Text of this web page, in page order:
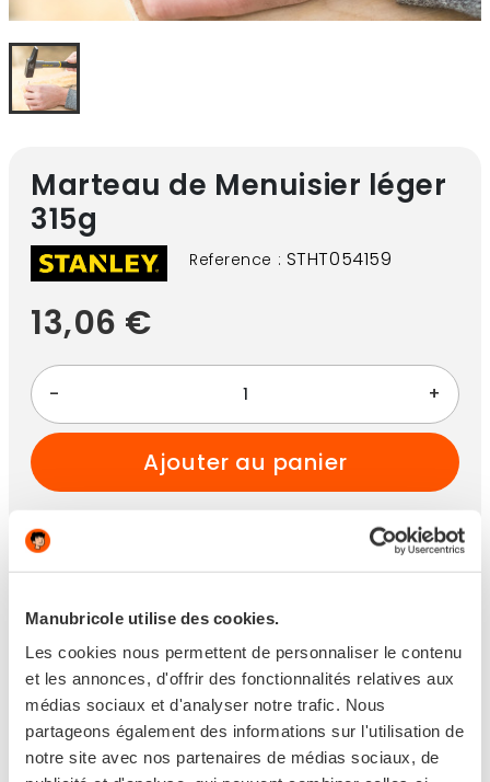
Manubricole utilise des cookies.
Les cookies nous permettent de personnaliser le contenu
et les annonces, d'offrir des fonctionnalités relatives aux
médias sociaux et d'analyser notre trafic. Nous
partageons également des informations sur l'utilisation de
notre site avec nos partenaires de médias sociaux, de
Marteau de Menuisier léger
315g
Reference : STHT054159
13,06 €
- +
ajouter au panier
Paiement 100% sécurisé
En stock